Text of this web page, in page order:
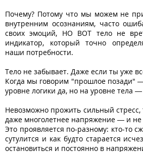
Почему? Потому что мы можем не
внутренним осознаниям, часто
своих эмоций, НО ВОТ тело не
индикатор, который точно
наши потребности.
Тело не забывает. Даже если ты уже
Когда мы говорим "прошлое позади"
уровне логики да, но на уровне тела —
Невозможно прожить сильный
даже многолетнее напряжение — и не
Это проявляется по-разному: кто-то
сутулится и как будто старается
остановиться и постоянно в